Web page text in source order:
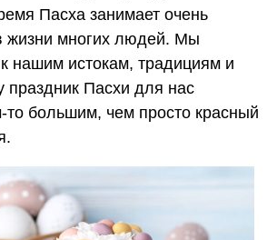
Пасха занимает очень
жизни многих людей. Мы
нашим истокам, традициям и
праздник Пасхи для нас
то большим, чем просто красный